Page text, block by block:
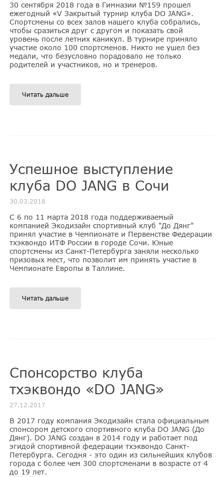
30 сентября 2018 года в Гимназии №159 прошел
ежегодный «V Закрытый турнир клуба DO JANG».
Спортсмены со всех залов нашего клуба собрались,
чтобы сразиться друг с другом и показать свой
уровень после летних каникул. В турнире приняло
участие около 100 спортсменов. Никто не ушел без
медали, что безусловно порадовало не только
родителей и участников, но и тренеров.
Читать дальше
Успешное выступление
клуба DO JANG в Сочи
30.03.2018
C 6 по 11 марта 2018 года поддерживаемый
компанией Экодизайн спортивный клуб "До Дянг"
принял участие в Чемпионате и Первенстве Федерации
тхэквондо ИТФ России в городе Сочи. Юные
спортсмены из Санкт-Петербурга заняли несколько
призовых мест, что позволит им принять участие в
Чемпионате Европы в Таллине.
Читать дальше
Спонсорство клуба
тхэквондо «DO JANG»
27.12.2017
В 2017 году компания Экодизайн стала официальным
спонсором детского спортивного клуба DO JANG (До
Дянг). DO JANG создан в 2014 году и работает под
эгидой спортивной федерации тхэквондо Санкт-
Петербурга. Сегодня - это один из сильнейших клубов
города с более чем 300 спортсменами в возрасте от 4
до 19 лет.